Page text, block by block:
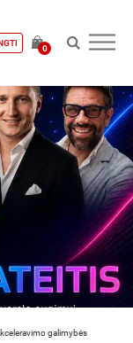
0
galimybės